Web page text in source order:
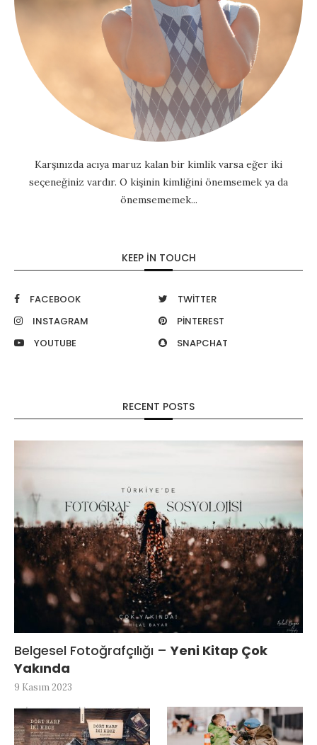
Karşınızda acıya maruz kalan bir kimlik varsa eğer iki
seçeneğiniz vardır. O kişinin kimliğini önemsemek ya da
önemsememek...
KEEP IN TOUCH
FACEBOOK
TWITTER
INSTAGRAM
PINTEREST
YOUTUBE
SNAPCHAT
RECENT POSTS
Belgesel Fotoğrafçılığı –Yeni Kitap Çok
Yakında
9 Kasım 2023